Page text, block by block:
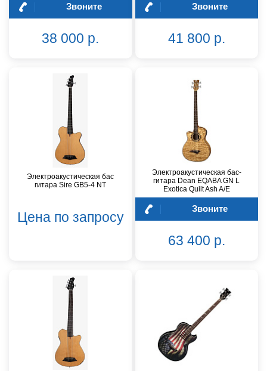
Звоните
38 000 р.
Звоните
41 800 р.
Электроакустическая бас
гитара Sire GB5-4 NT
Цена по запросу
Электроакустическая бас-
гитара Dean EQABA GN L
Exotica Quilt Ash A/E
Звоните
63 400 р.